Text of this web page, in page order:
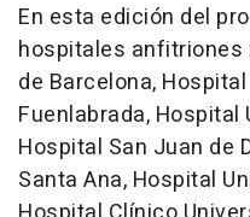
En esta edición del
hospitales anfitriones
de Barcelona,
Fuenlabrada,
Hospital San Juan de
Santa Ana, Hospital